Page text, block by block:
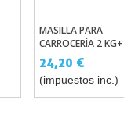
Añadir Al Carrito
MASILLA PARA
CARROCERÍA 2 KG+
ENDURECEDOR 35G
24,20 €
(impuestos inc.)